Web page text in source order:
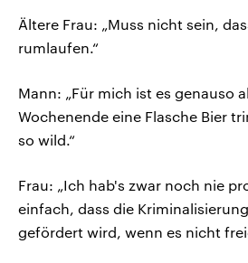
Ältere Frau: „Muss nicht sein,
rumlaufen.“
Mann: „Für mich ist es genauso
Wochenende eine Flasche Bier
so wild.“
Frau: „Ich hab's zwar noch nie
einfach, dass die
gefördert wird, wenn es nicht